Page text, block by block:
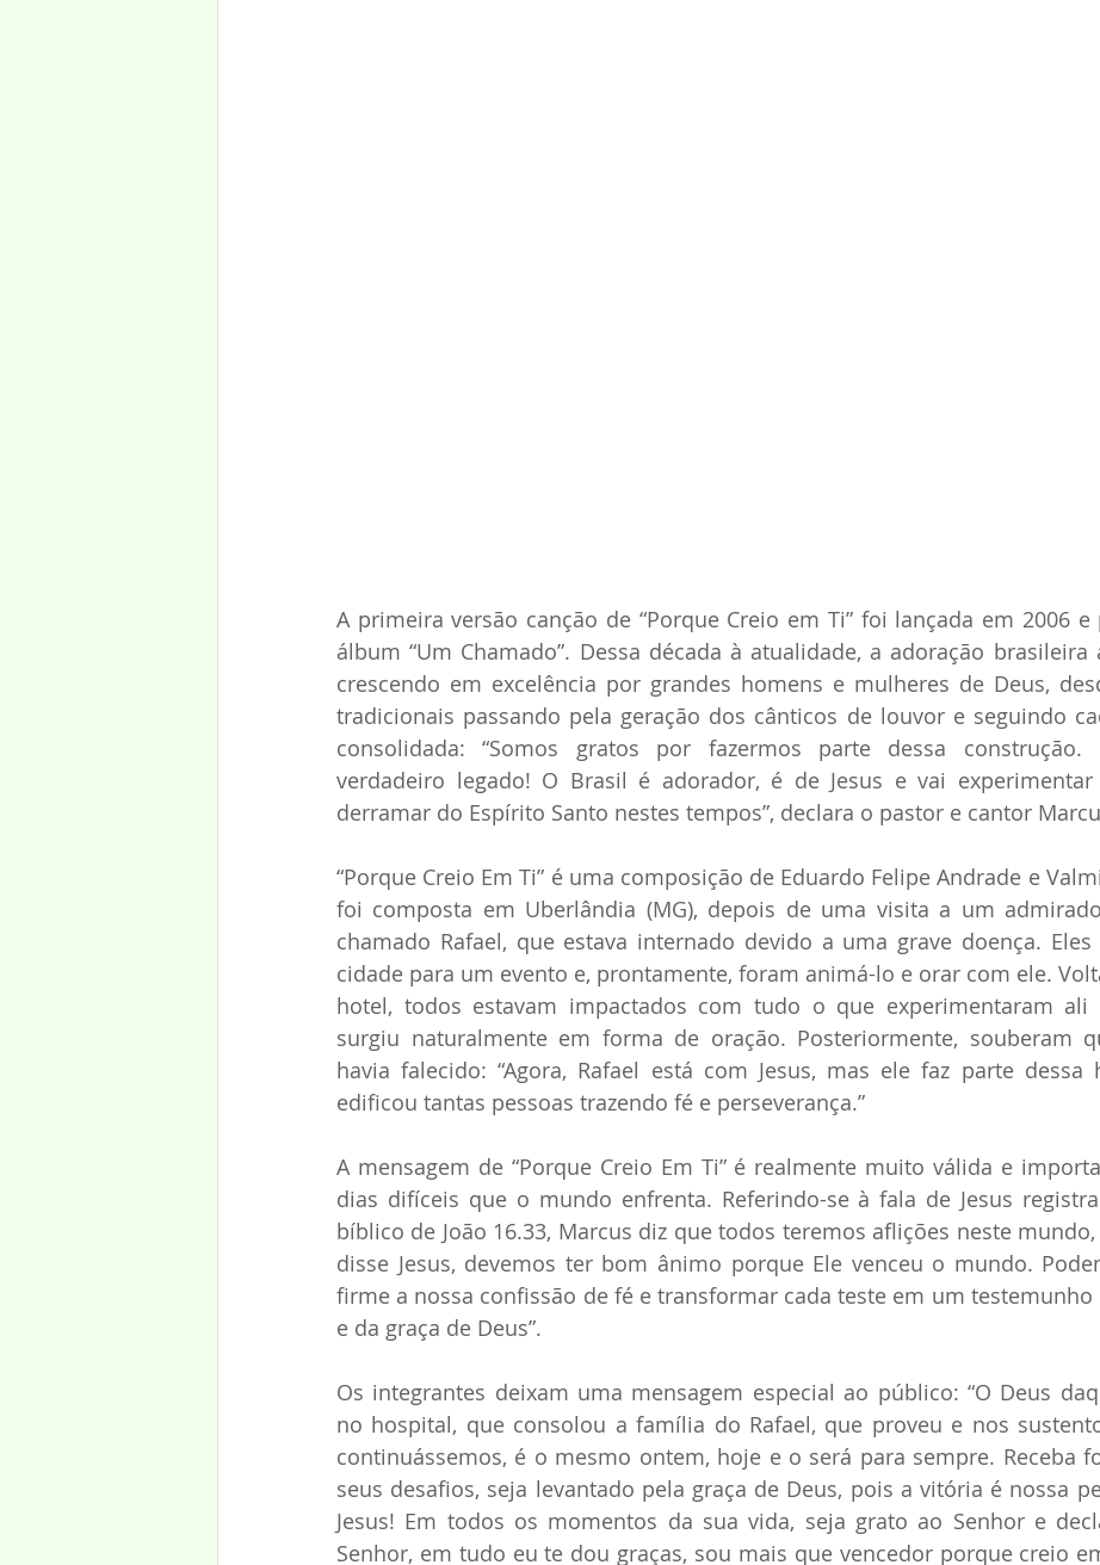
A primeira versão canção de “Porque Creio em Ti” foi lançada em 2006 e
álbum “Um Chamado”. Dessa década à atualidade, a adoração brasileira
crescendo em excelência por grandes homens e mulheres de Deus,
tradicionais passando pela geração dos cânticos de louvor e seguindo
consolidada: “Somos gratos por fazermos parte dessa
verdadeiro legado! O Brasil é adorador, é de Jesus e vai
derramar do Espírito Santo nestes tempos”, declara o pastor e cantor
“Porque Creio Em Ti” é uma composição de Eduardo Felipe Andrade e
foi composta em Uberlândia (MG), depois de uma visita a um
chamado Rafael, que estava internado devido a uma grave doença. Eles
cidade para um evento e, prontamente, foram animá-lo e orar com ele.
hotel, todos estavam impactados com tudo o que experimentaram ali
surgiu naturalmente em forma de oração. Posteriormente, souberam
havia falecido: “Agora, Rafael está com Jesus, mas ele faz parte dessa
edificou tantas pessoas trazendo fé e perseverança.”
A mensagem de “Porque Creio Em Ti” é realmente muito válida e
dias difíceis que o mundo enfrenta. Referindo-se à fala de Jesus
bíblico de João 16.33, Marcus diz que todos teremos aflições neste mundo,
disse Jesus, devemos ter bom ânimo porque Ele venceu o mundo.
firme a nossa confissão de fé e transformar cada teste em um testemunho
e da graça de Deus”.
Os integrantes deixam uma mensagem especial ao público: “O Deus
no hospital, que consolou a família do Rafael, que proveu e nos
continuássemos, é o mesmo ontem, hoje e o será para sempre. Receba
seus desafios, seja levantado pela graça de Deus, pois a vitória é nossa
Jesus! Em todos os momentos da sua vida, seja grato ao Senhor e
Senhor, em tudo eu te dou graças, sou mais que vencedor porque creio